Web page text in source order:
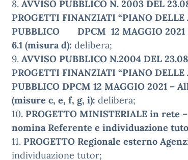
8. AVVISO PUBBLICO N. 2003 DEL
PROGETTI FINANZIATI “PIANO DELLE
PUBBLICO DPCM 12 MAGGIO 2021
6.1 (misura d): delibera;
9. AVVISO PUBBLICO N.2004 DEL
PROGETTI FINANZIATI “PIANO DELLE
PUBBLICO DPCM 12 MAGGIO 2021 –
(misure c, e, f, g, i): delibera;
10. PROGETTO MINISTERIALE in rete
nomina Referente e individuazione
11. PROGETTO Regionale esterno
individuazione tutor;